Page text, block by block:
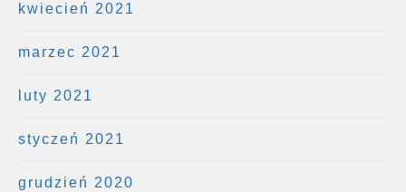
kwiecień 2021
marzec 2021
luty 2021
styczeń 2021
grudzień 2020